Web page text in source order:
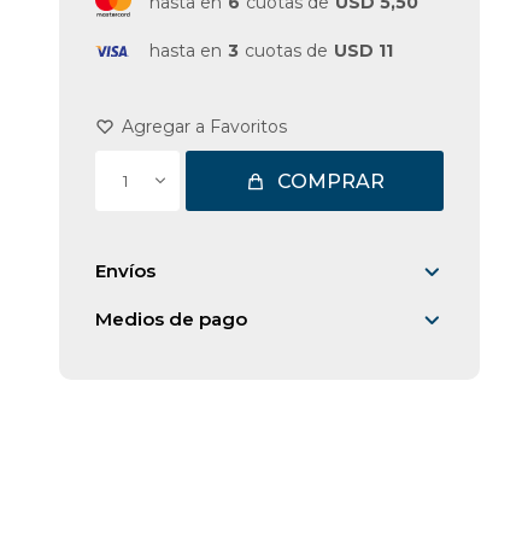
hasta en 3 cuotas de USD 11
1 COMPRAR
Envíos
Medios de pago